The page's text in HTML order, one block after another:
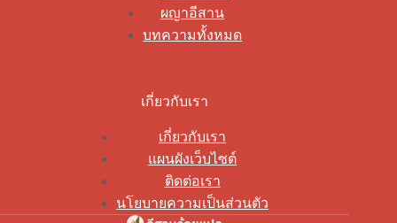
ผญาอีสาน
บทความทั้งหมด
เกี่ยวกับเรา
เกี่ยวกับเรา
แผนผังเว็บไซต์
ติดต่อเรา
นโยบายความเป็นส่วนตัว